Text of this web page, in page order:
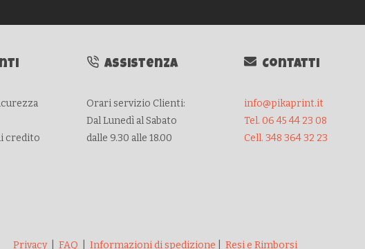
credito
Assistenza
Orari servizio Clienti:
Dal Lunedì al Sabato
dalle 9.30 alle 18.00
Contatti
info@pikaprint.it
Tel. 06 45 44 23 08
Cell. 348 364 32 23
Privacy| FAQ Informazioni di spedizione Resi e Rimborsi